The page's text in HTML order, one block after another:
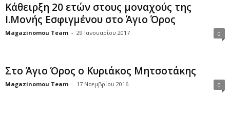
Κάθειρξη 20 ετών στους μοναχούς της
Ι.Μονής Εσφιγμένου στο Άγιο Όρος
Magazinomou Team - 29 Ιανουαρίου 2017 0
Στο Άγιο Όρος ο Κυριάκος Μητσοτάκης
Magazinomou Team - 17 Νοεμβρίου 2016 0